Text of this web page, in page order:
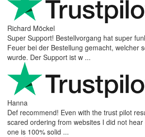
Richard Möckel
Super Support! Bestellvorgang hat super
Feuer bei der Bestellung gemacht, welcher
wurde. Der Support ist w ...
Hanna
Def recommend! Even with the trust pilot
scared ordering from websites I did not
one is 100% solid ...